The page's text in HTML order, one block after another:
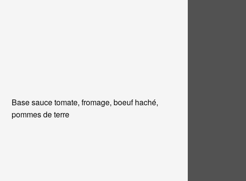
Base sauce tomate, fromage, boeuf haché,
pommes de terre